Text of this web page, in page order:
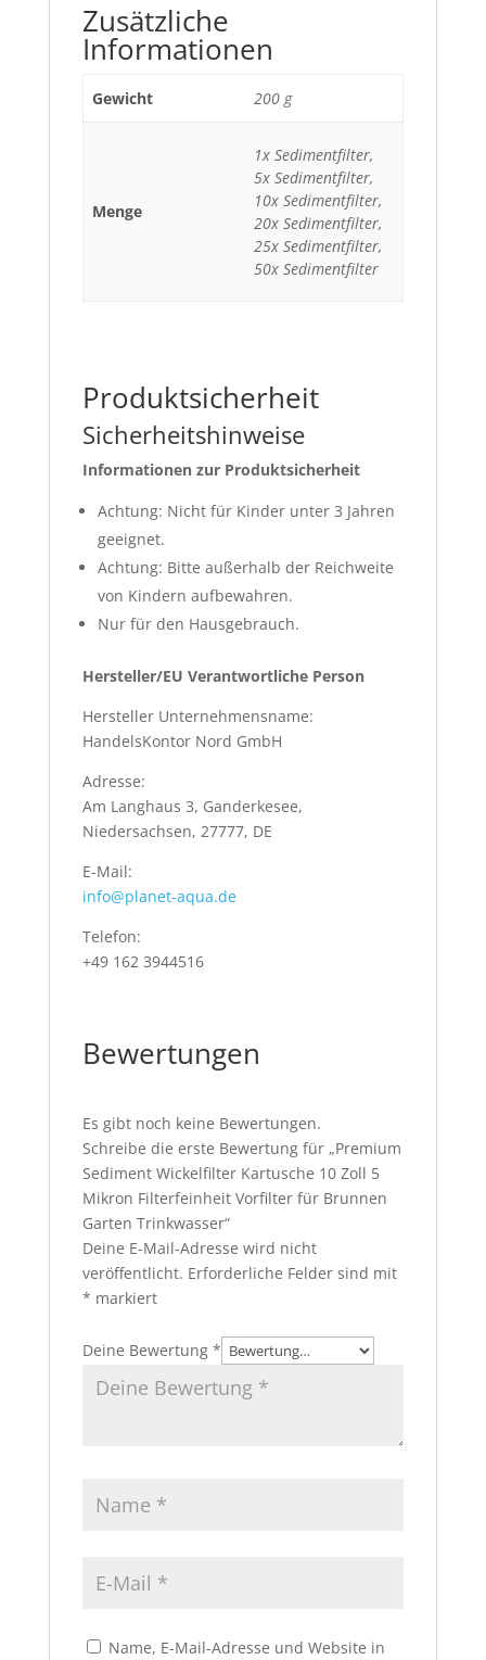
Zusätzliche
Informationen
Gewicht 200 g
Menge
1x Sedimentfilter,
5x Sedimentfilter,
10x Sedimentfilter,
20x Sedimentfilter,
25x Sedimentfilter,
50x Sedimentfilter
Produktsicherheit
Sicherheitshinweise
Informationen zur Produktsicherheit
Achtung: Nicht für Kinder unter 3 Jahren
geeignet.
Achtung: Bitte außerhalb der Reichweite
von Kindern aufbewahren.
Nur für den Hausgebrauch.
Hersteller/EU Verantwortliche Person
Hersteller Unternehmensname:
HandelsKontor Nord GmbH
Adresse:
Am Langhaus 3, Ganderkesee,
Niedersachsen, 27777, DE
E-Mail:
info@planet-aqua.de
Telefon:
+49 162 3944516
Bewertungen
Es gibt noch keine Bewertungen.
Schreibe die erste Bewertung für „Premium
Sediment Wickelfilter Kartusche 10 Zoll 5
Mikron Filterfeinheit Vorfilter für Brunnen
Garten Trinkwasser“
Deine E-Mail-Adresse wird nicht
veröffentlicht. Erforderliche Felder sind mit
* markiert
Deine Bewertung *
Name, E-Mail-Adresse und Website in